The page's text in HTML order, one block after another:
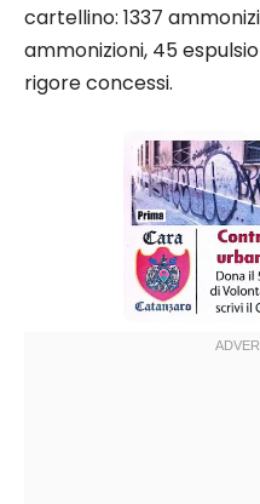
cartellino: 1337
ammonizioni, 45
rigore concessi.